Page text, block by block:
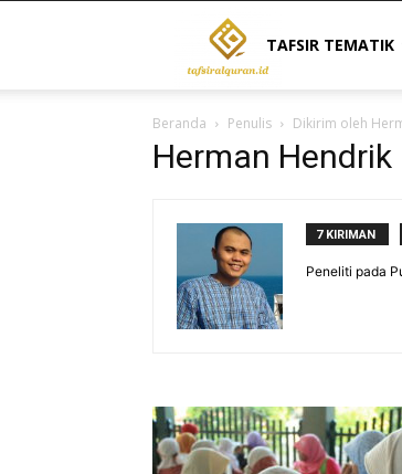
Tafsir
Al
Quran
|
TAFSIR TEMATIK
Beranda Penulis Dikirim oleh
Herman Hendrik
7 KIRIMAN
Peneliti pada